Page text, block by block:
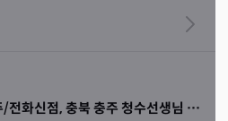
전화사주/전화신점, 충북 충주 청수선생님 추천(대박임...)